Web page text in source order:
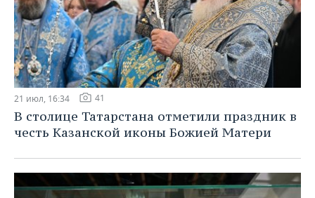
21 июл, 16:34 41
В столице Татарстана отметили праздник в
честь Казанской иконы Божией Матери